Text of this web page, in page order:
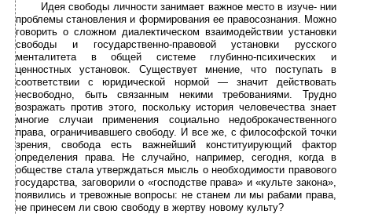
Идея свободы личности занимает важное место в изуче- нии
проблемы становления и формирования ее правосознания. Можно
говорить о сложном диалектическом взаимодействии установки
свободы и государственно-правовой установки русского
менталитета в общей системе глубинно-психических и
ценностных установок. Существует мнение, что поступать в
соответствии с юридической нормой — значит действовать
несвободно, быть связанным некими требованиями. Трудно
возражать против этого, поскольку история человечества знает
многие случаи применения социально недоброкачественного
права, ограничивавшего свободу. И все же, с философской точки
зрения, свобода есть важнейший конституирующий фактор
определения права. Не случайно, например, сегодня, когда в
обществе стала утверждаться мысль о необходимости правового
государства, заговорили о «господстве права» и «культе закона»,
появились и тревожные вопросы: не станем ли мы рабами права,
не принесем ли свою свободу в жертву новому культу?